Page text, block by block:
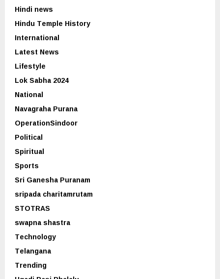
Hindi news
Hindu Temple History
International
Latest News
Lifestyle
Lok Sabha 2024
National
Navagraha Purana
OperationSindoor
Political
Spiritual
Sports
Sri Ganesha Puranam
sripada charitamrutam
STOTRAS
swapna shastra
Technology
Telangana
Trending